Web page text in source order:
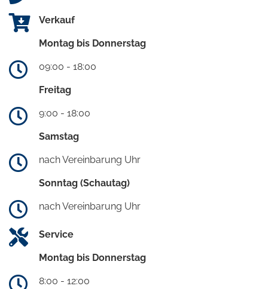
Verkauf
Montag bis Donnerstag
09:00 - 18:00
Freitag
9:00 - 18:00
Samstag
nach Vereinbarung Uhr
Sonntag (Schautag)
nach Vereinbarung Uhr
Service
Montag bis Donnerstag
8:00 - 12:00